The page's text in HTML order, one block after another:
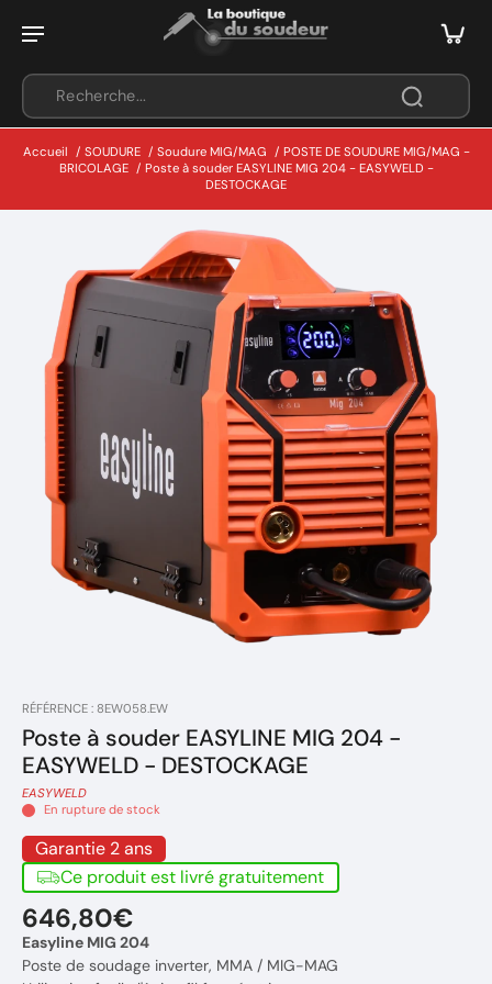
Accueil / SOUDURE / Soudure MIG/MAG / POSTE DE SOUDURE MIG/MAG -
BRICOLAGE / Poste à souder EASYLINE MIG 204 - EASYWELD -
DESTOCKAGE
RÉFÉRENCE : 8EW058.EW
Poste à souder EASYLINE MIG 204 -
EASYWELD - DESTOCKAGE
EASYWELD
En rupture de stock
Garantie 2 ans
Ce produit est livré gratuitement
646,80€
Easyline MIG 204
Poste de soudage inverter, MMA / MIG-MAG